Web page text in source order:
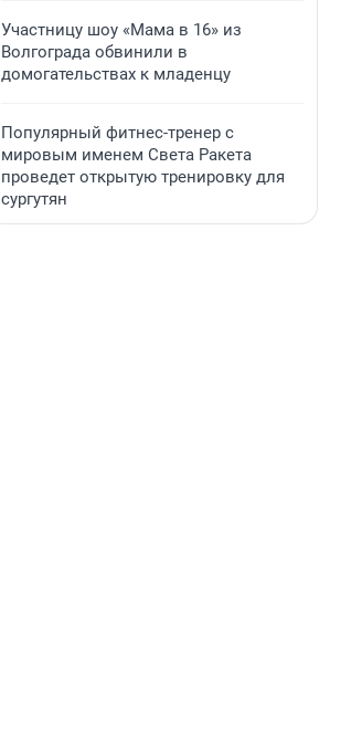
Участницу шоу «Мама в 16» из
Волгограда обвинили в
домогательствах к младенцу
Популярный фитнес-тренер с
мировым именем Света Ракета
проведет открытую тренировку для
сургутян